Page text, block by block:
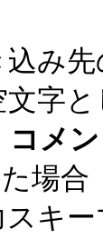
込み
文字
コメ
場合
スキ